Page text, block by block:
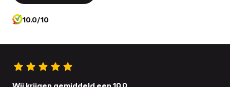
10.0/10
Wij krijgen gemiddeld een 10.0